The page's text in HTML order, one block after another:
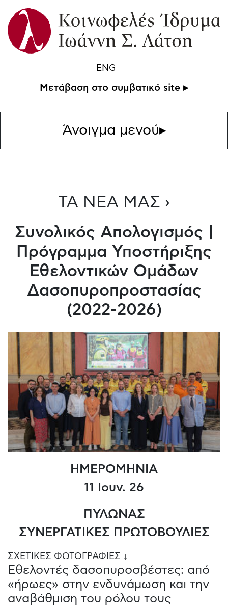
ENG
Μετάβαση στο συμβατικό site ▸
Άνοιγμα μενού▸
ΤΑ ΝΕΑ ΜΑΣ ›
Συνολικός Απολογισμός |
Πρόγραμμα Υποστήριξης
Εθελοντικών Ομάδων
Δασοπυροπροστασίας
(2022-2026)
ΗΜΕΡΟΜΗΝΙΑ
11 Ιουν. 26
ΠΥΛΩΝΑΣ
ΣΥΝΕΡΓΑΤΙΚΕΣ ΠΡΩΤΟΒΟΥΛΙΕΣ
ΣΧΕΤΙΚΕΣ ΦΩΤΟΓΡΑΦΙΕΣ ↓
Εθελοντές δασοπυροσβέστες: από
«ήρωες» στην ενδυνάμωση και την
αναβάθμιση του ρόλου τους